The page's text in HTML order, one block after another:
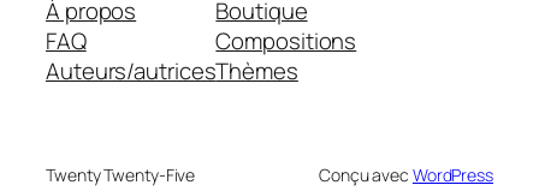
À propos
FAQ
Auteurs/autrices
Boutique
Compositions
Thèmes
Twenty Twenty-Five Conçu avec WordPress